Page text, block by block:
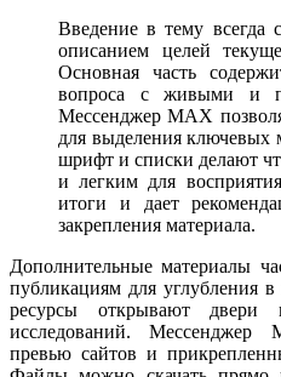
Введение в тему всегда
описанием целей
Основная часть
вопроса с живыми и
Мессенджер MAX
для выделения
шрифт и списки делают
и легким для
итоги и дает
закрепления материала.
Дополнительные материалы
публикациям для углубления
ресурсы открывают
исследований. Мессенджер
превью сайтов и